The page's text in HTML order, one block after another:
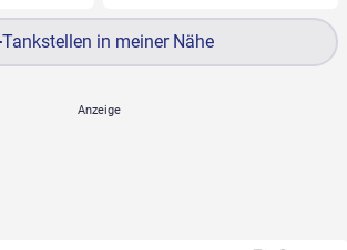
Tankstellen in meiner Nähe